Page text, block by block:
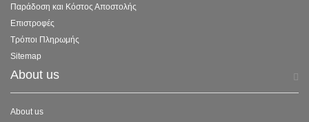
Παράδοση και Κόστος Αποστολής
Επιστροφές
Τρόποι Πληρωμής
Sitemap
About us
About us